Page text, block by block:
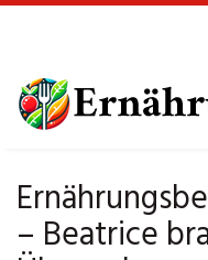
main
content
– Beatrice